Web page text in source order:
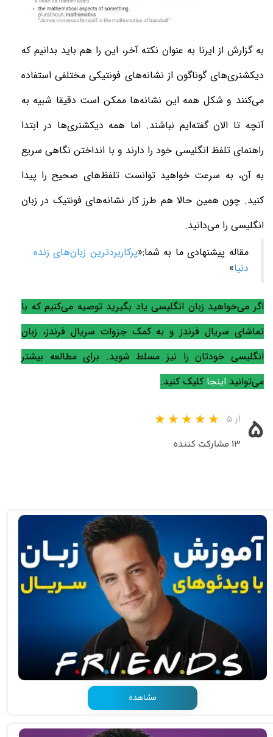
به گزارش از ایرنا به عنوان نکته آخر، این را هم باید بدانیم که
دیکشنری‌های گوناگون از نشانه‌های فونتیکی مختلفی استفاده
می‌کنند و شکل همه این نشانه‌ها ممکن است دقیقا شبیه به
آنچه تا الان گفته‌ایم نباشند. اما همه دیکشنری‌ها در ابتدا
راهنمای تلفظ انگلیسی خود را دارند و با انداختن نگاهی سریع
به آن، به سرعت خواهید توانست تلفظ‌های صحیح را پیدا
کنید. چون همین حالا هم طرز کار نشانه‌‌های فونتیک در زبان
انگلیسی را می‌دانید.
مقاله پیشنهادی ما به شما:«پرکاربردترین زبان‌های زنده
دنیا»
اگر می‌خواهید زبان انگلیسی یاد بگیرید توصیه می‌کنیم که با
تماشای سریال فرندز و به کمک جزوات سریال فرندز، زبان
انگلیسی خودتان را نیز مسلط شوید. برای مطالعه بیشتر
می‌توانید اینجا کلیک کنید.
۵ از ۵
۱۳ مشارکت کننده
مشاهده